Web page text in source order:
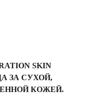
SKIN
ЗА СУХОЙ,
КОЖЕЙ.